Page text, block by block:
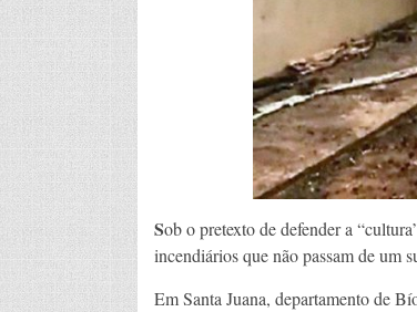
Sob o pretexto de defender a
incendiários que não passam de um
Em Santa Juana, departamento de